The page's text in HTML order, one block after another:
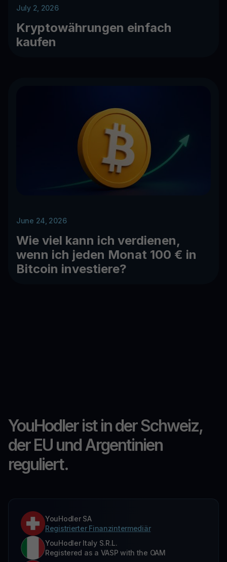
July 2, 2026
Kryptowährungen einfach
kaufen
June 24, 2026
Wie viel kann ich verdienen,
wenn ich jeden Monat 100 € in
Bitcoin investiere?
YouHodler ist in der Schweiz,
der EU und Argentinien
reguliert.
YouHodler SA
Registrierter Finanzintermediär
YouHodler Italy S.R.L.
Registered as a VASP with the OAM